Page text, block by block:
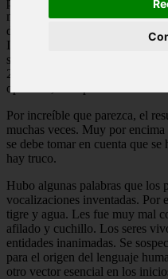
multicultural centrado en esta
de cualquier lengua una
Imaginemos una secuencia de
significar dormir, comer o niño.
28 lenguas. Se les pide que le
opciones, sean palabras de su
Por increíble que parezca, el
muchas veces. Muy por
se debe tomar en cuenta que
hay truco.
Hubo algunas palabras que los
vocalizaciones inventadas. Por
tigre y agua. Les fue muy mal
afilado y cuchillo. Los seres
entidades inanimadas. Se
para el origen del lenguaje
otro vector esencial en los